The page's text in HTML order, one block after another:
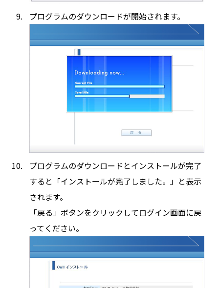
プログラムのダウンロードが開始されます。
プログラムのダウンロードとインストールが完了
すると「インストールが完了しました。」と表示
されます。
「戻る」ボタンをクリックしてログイン画面に戻
ってください。